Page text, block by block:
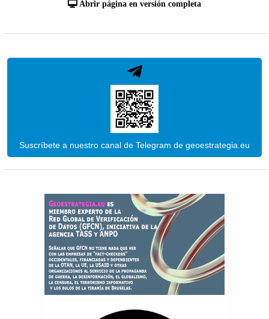
Abrir página en versión completa
Suscríbete a nuestro canal de Telegram de geoestrategia.eu